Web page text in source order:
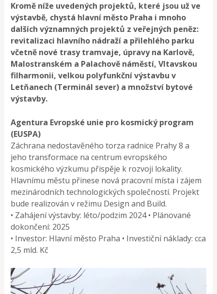
Kromě níže uvedených projektů, které jsou už ve
výstavbě, chystá hlavní město Praha i mnoho
dalších významných projektů z veřejných peněz:
revitalizaci hlavního nádraží a přilehlého parku
včetně nové trasy tramvaje, úpravy na Karlově,
Malostranském a Palachově náměstí, Vltavskou
filharmonii, velkou polyfunkční výstavbu v
Letňanech (Terminál sever) a množství bytové
výstavby.
Agentura Evropské unie pro kosmický program
(EUSPA)
Záchrana nedostavěného torza radnice Prahy 8 a
jeho transformace na centrum evropského
kosmického výzkumu přispěje k rozvoji lokality.
Hlavnímu městu přinese nová pracovní místa i zájem
mezinárodních technologických společností. Projekt
bude realizován v režimu Design and Build.
• Zahájení výstavby: léto/podzim 2024 • Plánované
dokončení: 2025
• Investor: Hlavní město Praha • Investiční náklady: cca
2,5 mld. Kč